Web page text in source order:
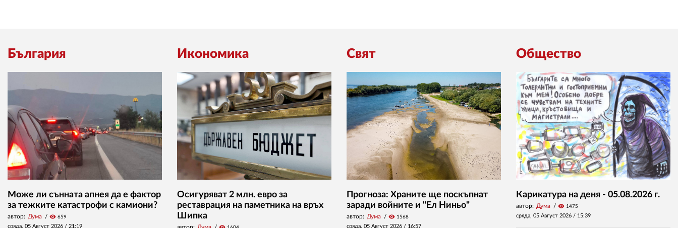
България
Може ли сънната апнея да е фактор
за тежките катастрофи с камиони?
автор: Дума visibility 659
сряда, 05 Август 2026 / 21:19
Икономика
Осигуряват 2 млн. евро за
реставрация на паметника на връх
Шипка
Свят
Прогноза: Храните ще поскъпнат
заради войните и "Ел Ниньо"
автор: Дума visibility 1568
сряда, 05 Август 2026 / 16:57
Общество
Карикатура на деня - 05.08.2026 г.
автор: Дума visibility 1475
сряда, 05 Август 2026 / 15:39